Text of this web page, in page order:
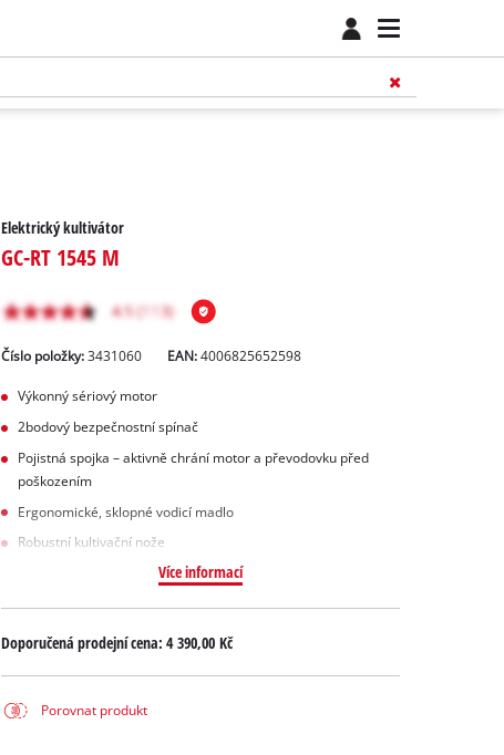
Elektrický kultivátor
GC-RT 1545 M
Číslo položky: 3431060 EAN:4006825652598
Výkonný sériový motor
2bodový bezpečnostní spínač
Pojistná spojka – aktivně chrání motor a převodovku před
poškozením
Ergonomické, sklopné vodicí madlo
Robustní kultivační nože
Více informací
Doporučená prodejní cena: 4 390,00 Kč
Porovnat produkt